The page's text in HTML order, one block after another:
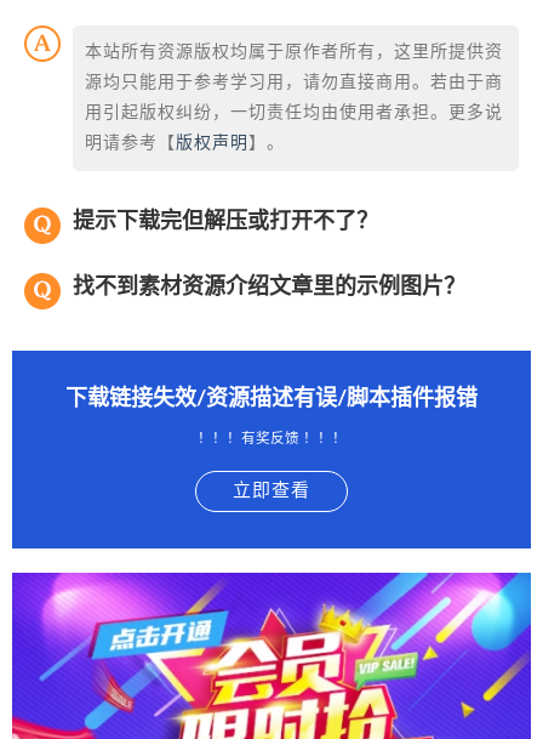
本站所有资源版权均属于原作者所有，这里所提供资
源均只能用于参考学习用，请勿直接商用。若由于商
用引起版权纠纷，一切责任均由使用者承担。更多说
明请参考【 版权声明 】。
提示下载完但解压或打开不了？
找不到素材资源介绍文章里的示例图片？
下载链接失效/资源描述有误/脚本插件报错
！！！有奖反馈 ！！！
立即查看